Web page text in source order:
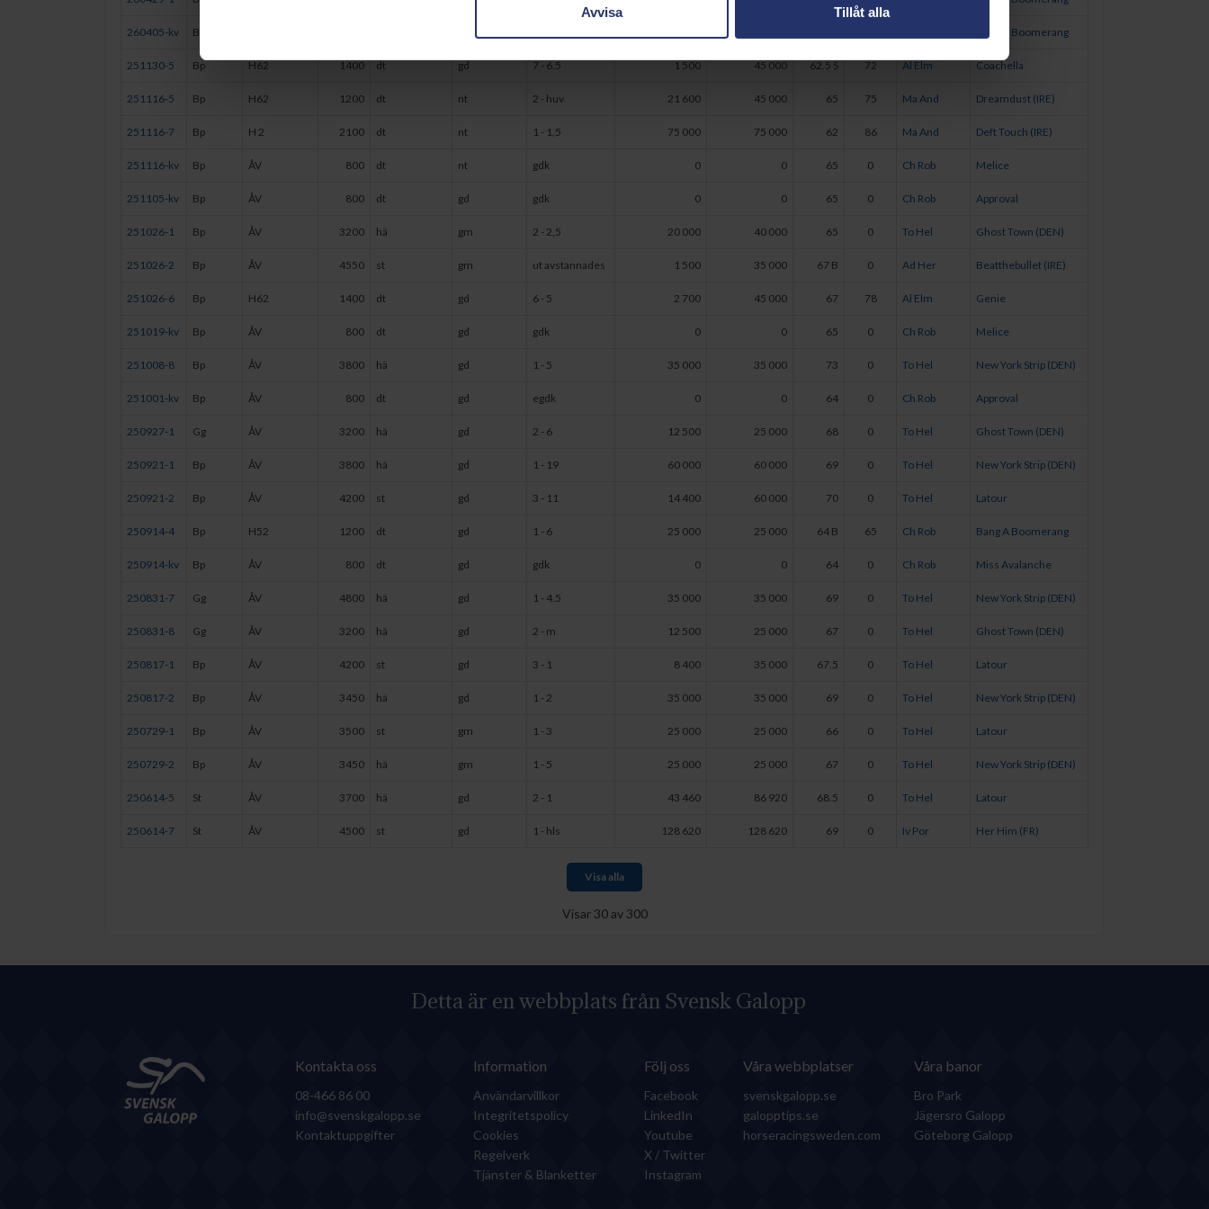
Avvisa Tillåt alla
260405-kv Bp Bang A Boomerang
251130-5 Bp H62 1400 dt gd 7 - 6.5 1 500 45 000 62.5 S 72 Al Elm Coachella
251116-5 Bp H62 1200 dt nt 2 - huv 21 600 45 000 65 75 Ma And Dreamdust (IRE)
251116-7 Bp H 2 2100 dt nt 1 - 1,5 75 000 75 000 62 86 Ma And Deft Touch (IRE)
251116-kv Bp ÅV 800 dt nt gdk 0 0 65 0 Ch Rob Melice
251105-kv Bp ÅV 800 dt gd gdk 0 0 65 0 Ch Rob Approval
251026-1 Bp ÅV 3200 hä gm 2 - 2,5 20 000 40 000 65 0 To Hel Ghost Town (DEN)
251026-2 Bp ÅV 4550 st gm ut avstannades 1 500 35 000 67 B 0 Ad Her Beatthebullet (IRE)
251026-6 Bp H62 1400 dt gd 6 - 5 2 700 45 000 67 78 Al Elm Genie
251019-kv Bp ÅV 800 dt gd gdk 0 0 65 0 Ch Rob Melice
251008-8 Bp ÅV 3800 hä gd 1 - 5 35 000 35 000 73 0 To Hel New York Strip (DEN)
251001-kv Bp ÅV 800 dt gd egdk 0 0 64 0 Ch Rob Approval
250927-1 Gg ÅV 3200 hä gd 2 - 6 12 500 25 000 68 0 To Hel Ghost Town (DEN)
250921-1 Bp ÅV 3800 hä gd 1 - 19 60 000 60 000 69 0 To Hel New York Strip (DEN)
250921-2 Bp ÅV 4200 st gd 3 - 11 14 400 60 000 70 0 To Hel Latour
250914-4 Bp H52 1200 dt gd 1 - 6 25 000 25 000 64 B 65 Ch Rob Bang A Boomerang
250914-kv Bp ÅV 800 dt gd gdk 0 0 64 0 Ch Rob Miss Avalanche
250831-7 Gg ÅV 4800 hä gd 1 - 4.5 35 000 35 000 69 0 To Hel New York Strip (DEN)
250831-8 Gg ÅV 3200 hä gd 2 - m 12 500 25 000 67 0 To Hel Ghost Town (DEN)
250817-1 Bp ÅV 4200 st gd 3 - 1 8 400 35 000 67.5 0 To Hel Latour
250817-2 Bp ÅV 3450 hä gd 1 - 2 35 000 35 000 69 0 To Hel New York Strip (DEN)
250729-1 Bp ÅV 3500 st gm 1 - 3 25 000 25 000 66 0 To Hel Latour
250729-2 Bp ÅV 3450 hä gm 1 - 5 25 000 25 000 67 0 To Hel New York Strip (DEN)
250614-5 St ÅV 3700 hä gd 2 - 1 43 460 86 920 68.5 0 To Hel Latour
250614-7 St ÅV 4500 st gd 1 - hls 128 620 128 620 69 0 Iv Por Her Him (FR)
Visa alla
Visar30av300
Detta är en webbplats från Svensk Galopp
Kontakta oss
08-466 86 00
info@svenskgalopp.se
Kontaktuppgifter
Information
Användarvillkor
Integritetspolicy
Cookies
Regelverk
Tjänster & Blanketter
Följ oss
Facebook
LinkedIn
Youtube
X / Twitter
Instagram
Våra webbplatser
svenskgalopp.se
galopptips.se
horseracingsweden.com
Våra banor
Bro Park
Jägersro Galopp
Göteborg Galopp